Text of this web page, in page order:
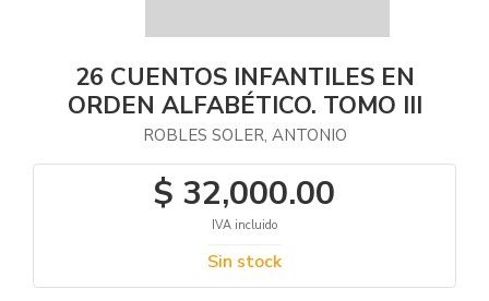
26 CUENTOS INFANTILES EN
ORDEN ALFABÉTICO. TOMO III
ROBLES SOLER, ANTONIO
$ 32,000.00
IVA incluido
Sin stock